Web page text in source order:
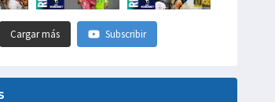
Cargar más Subscribir